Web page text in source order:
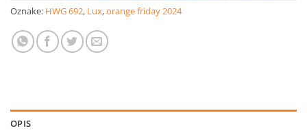
Oznake: HWG 692, Lux,orange friday 2024
OPIS